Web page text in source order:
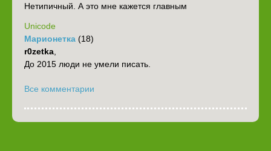
Нетипичный. А это мне кажется главным
Unicode
Марионетка (18)
r0zetka
До 2015 люди не умели писать.
Все комментарии